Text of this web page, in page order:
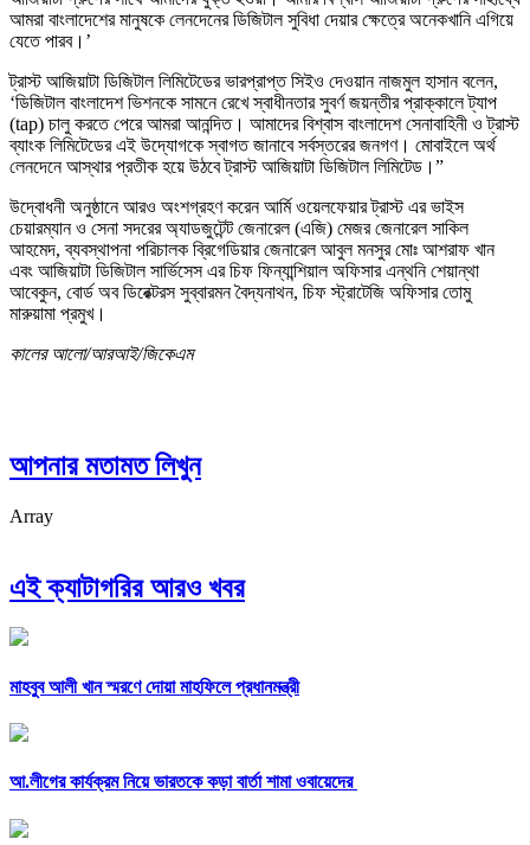
আমরা বাংলাদেশের মানুষকে লেনদেনের ডিজিটাল সুবিধা দেয়ার ক্ষেত্রে অনেকখানি এগিয়ে
যেতে পারব।’
ট্রাস্ট আজিয়াটা ডিজিটাল লিমিটেডের ভারপ্রাপ্ত সিইও দেওয়ান নাজমুল হাসান বলেন,
‘ডিজিটাল বাংলাদেশ ভিশনকে সামনে রেখে স্বাধীনতার সুবর্ণ জয়ন্তীর প্রাক্কালে ট্যাপ
(tap) চালু করতে পেরে আমরা আনন্দিত। আমাদের বিশ্বাস বাংলাদেশ সেনাবাহিনী ও ট্রাস্ট
ব্যাংক লিমিটেডের এই উদ্যোগকে স্বাগত জানাবে সর্বস্তরের জনগণ। মোবাইলে অর্থ
লেনদেনে আস্থার প্রতীক হয়ে উঠবে ট্রাস্ট আজিয়াটা ডিজিটাল লিমিটেড।”
উদ্বোধনী অনুষ্ঠানে আরও অংশগ্রহণ করেন আর্মি ওয়েলফেয়ার ট্রাস্ট এর ভাইস
চেয়ারম্যান ও সেনা সদরের অ্যাডজুটেন্ট জেনারেল (এজি) মেজর জেনারেল সাকিল
আহমেদ, ব্যবস্থাপনা পরিচালক ব্রিগেডিয়ার জেনারেল আবুল মনসুর মোঃ আশরাফ খান
এবং আজিয়াটা ডিজিটাল সার্ভিসেস এর চিফ ফিন্যান্শিয়াল অফিসার এন্থনি শেয়ান্থা
আবেকুন, বোর্ড অব ডিরেক্টরস সুব্বারমন বৈদ্যনাথন, চিফ স্ট্রাটেজি অফিসার তোমু
মারুয়ামা প্রমুখ।
কালের আলো/আরআই/জিকেএম
আপনার মতামত লিখুন
Array
এই ক্যাটাগরির আরও খবর
মাহবুব আলী খান স্মরণে দোয়া মাহফিলে প্রধানমন্ত্রী
আ.লীগের কার্যক্রম নিয়ে ভারতকে কড়া বার্তা শামা ওবায়েদের